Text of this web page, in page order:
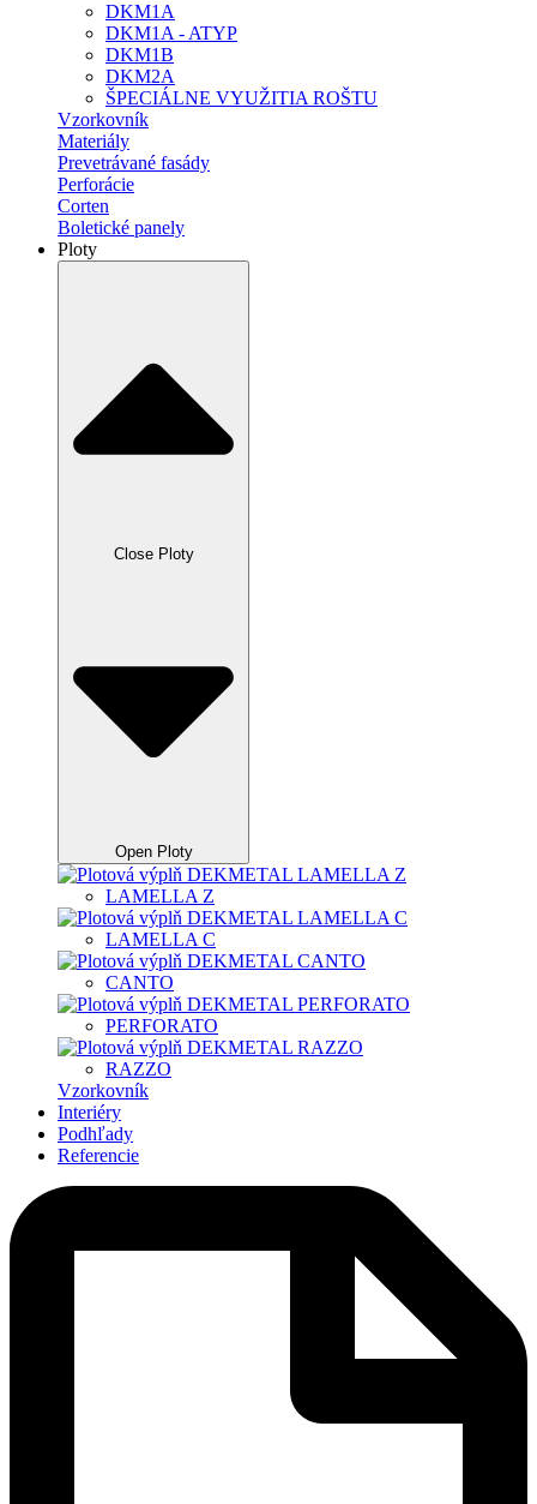
DKM1A
DKM1A - ATYP
DKM1B
DKM2A
ŠPECIÁLNE VYUŽITIA ROŠTU
Vzorkovník
Materiály
Prevetrávané fasády
Perforácie
Corten
Boletické panely
Ploty
Close Ploty
Open Ploty
LAMELLA Z
LAMELLA C
CANTO
PERFORATO
RAZZO
Vzorkovník
Interiéry
Podhľady
Referencie